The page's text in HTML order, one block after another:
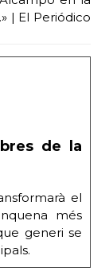
| El Periódico
de la
el
més
generi se